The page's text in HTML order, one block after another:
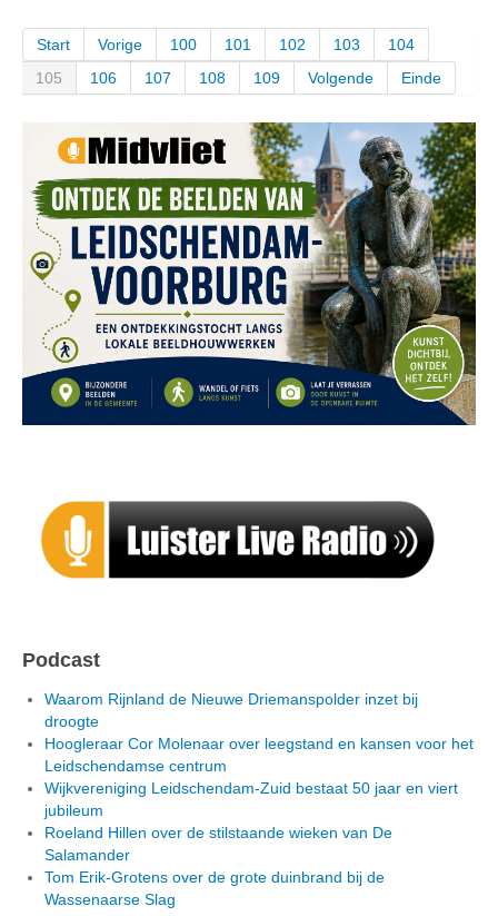
Start Vorige 100 101 102 103
104
105
106 107 108 109 Volgende Einde
Podcast
Waarom Rijnland de Nieuwe Driemanspolder inzet bij
droogte
Hoogleraar Cor Molenaar over leegstand en kansen voor het
Leidschendamse centrum
Wijkvereniging Leidschendam-Zuid bestaat 50 jaar en viert
jubileum
Roeland Hillen over de stilstaande wieken van De
Salamander
Tom Erik-Grotens over de grote duinbrand bij de
Wassenaarse Slag